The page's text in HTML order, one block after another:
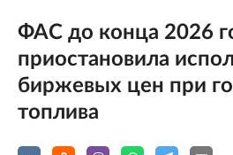
ФАС до конца 2026
приостановила
биржевых цен при
топлива